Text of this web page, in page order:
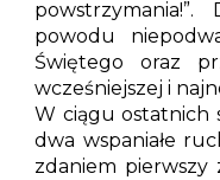
powodu
Świętego oraz
wcześniejszej i
W ciągu ostatnich
dwa wspaniałe
zdaniem pierwszy